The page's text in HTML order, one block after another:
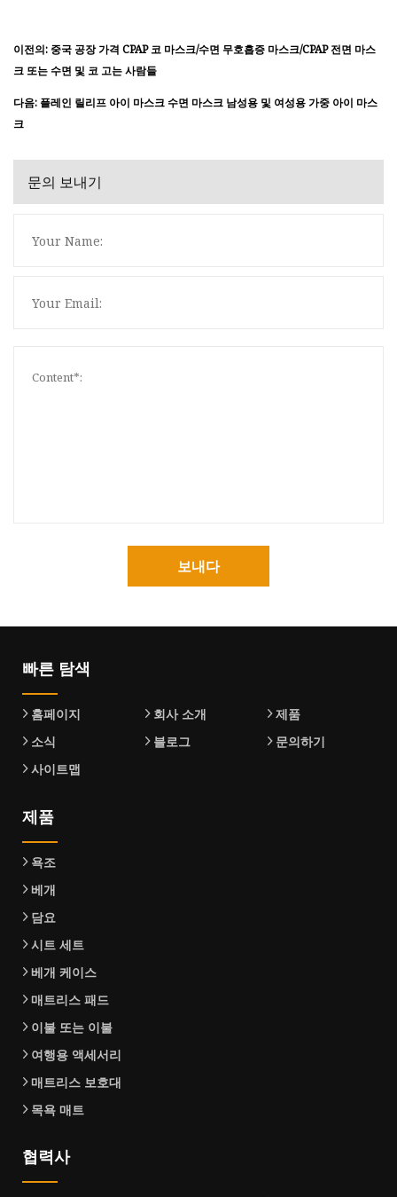
이전의: 중국 공장 가격 CPAP 코 마스크/수면 무호흡증 마스크/CPAP 전면 마스
크 또는 수면 및 코 고는 사람들
다음: 플레인 릴리프 아이 마스크 수면 마스크 남성용 및 여성용 가중 아이 마스
크
문의 보내기
보내다
빠른 탐색
홈페이지 회사 소개
제품
소식
블로그
문의하기
사이트맵
제품
욕조
베개
담요
시트 세트
베개 케이스
매트리스 패드
이불 또는 이불
여행용 액세서리
매트리스 보호대
목욕 매트
협력사